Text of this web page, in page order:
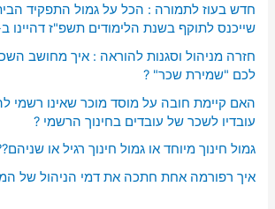
חדש בעוז לתמורה : הכל על גמול התפקיד
שייכנס לתוקף בשנת הלימודים תשפ"ז דהיינו ב-1/9/
חזרה מניהול וסגנות להוראה : איך מחושב
לכם "שמירת שכר" ?
האם קיימת חובה על מוסד מוכר שאינו רשמי
עובדיו לשכר של עובדים בחינוך הרשמי ?
גמול חינוך מיוחד או גמול חינוך רגיל או
איך רפורמה אחת חתכה את דמי הניהול של